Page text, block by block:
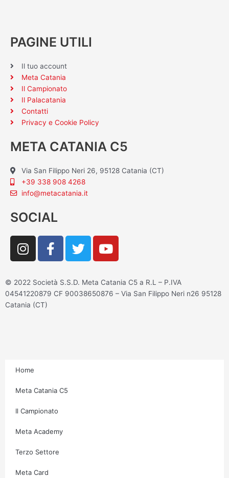
PAGINE UTILI
Il tuo account
Meta Catania
Il Campionato
Il Palacatania
Contatti
Privacy e Cookie Policy
META CATANIA C5
Via San Filippo Neri 26, 95128 Catania (CT)
+39 338 908 4268
info@metacatania.it
SOCIAL
I
n
t
a
g
F
a
e
b
T
w
t
t
Y
o
t
u
© 2022 Società S.S.D. Meta Catania C5 a R.L – P.IVA
04541220879 CF 90038650876 – Via San Filippo Neri n26 95128
Catania (CT)
Home
Meta Catania C5
Il Campionato
Meta Academy
Terzo Settore
Meta Card